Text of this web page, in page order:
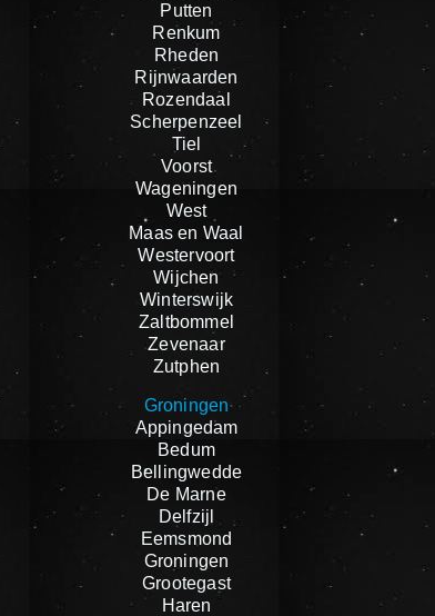
Putten
Renkum
Rheden
Rijnwaarden
Rozendaal
Scherpenzeel
Tiel
Voorst
Wageningen
West
Maas en Waal
Westervoort
Wijchen
Winterswijk
Zaltbommel
Zevenaar
Zutphen
Groningen
Appingedam
Bedum
Bellingwedde
De Marne
Delfzijl
Eemsmond
Groningen
Grootegast
Haren